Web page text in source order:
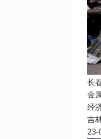
长
金
经
吉
23-